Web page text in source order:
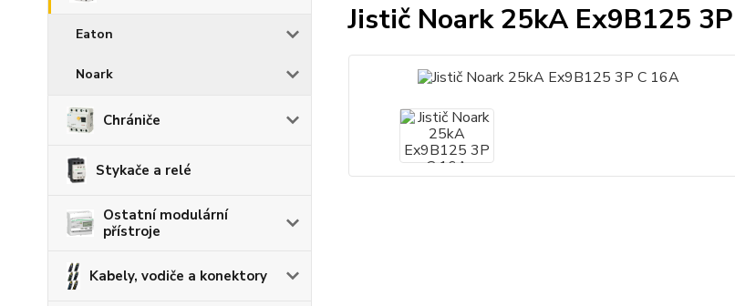
Eaton
Noark
Chrániče
Stykače a relé
Ostatní modulární
přístroje
Kabely, vodiče a konektory
Jistič Noark 25kA Ex9B125